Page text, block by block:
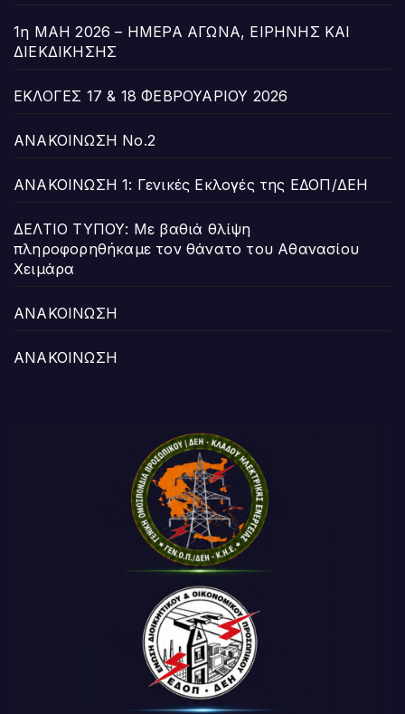
1η ΜΑΗ 2026 – ΗΜΕΡΑ ΑΓΩΝΑ, ΕΙΡΗΝΗΣ ΚΑΙ
ΔΙΕΚΔΙΚΗΣΗΣ
ΕΚΛΟΓΕΣ 17 & 18 ΦΕΒΡΟΥΑΡΙΟΥ 2026
ΑΝΑΚΟΙΝΩΣΗ Νο.2
ΑΝΑΚΟΙΝΩΣΗ 1: Γενικές Εκλογές της ΕΔΟΠ/ΔΕΗ
ΔΕΛΤΙΟ ΤΥΠΟΥ: Με βαθιά θλίψη
πληροφορηθήκαμε τον θάνατο του Αθανασίου
Χειμάρα
ΑΝΑΚΟΙΝΩΣΗ
ΑΝΑΚΟΙΝΩΣΗ